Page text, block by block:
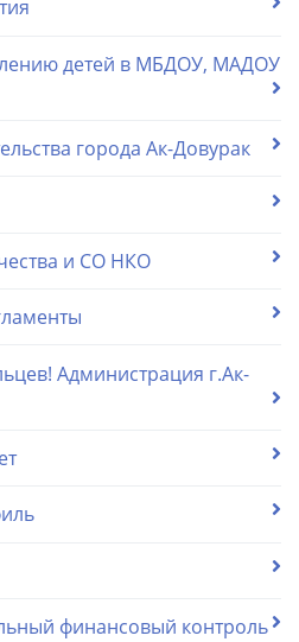
детей в МБДОУ, МАДОУ
города Ак-Довурак
и СО НКО
Администрация г.Ак-
финансовый контроль